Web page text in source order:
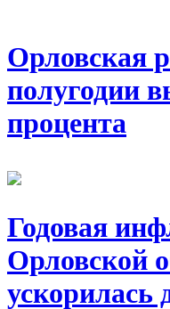
Орловская
полугодии
процента
Годовая
Орловской
ускорилась